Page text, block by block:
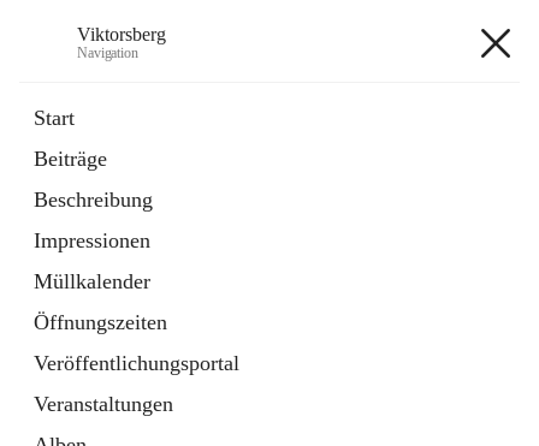
Viktorsberg
Navigation
Start
Beiträge
Beschreibung
Impressionen
Müllkalender
Öffnungszeiten
Veröffentlichungsportal
Veranstaltungen
1 Schnellzugriff
Bürgerservice
10 Schnellzugriffe